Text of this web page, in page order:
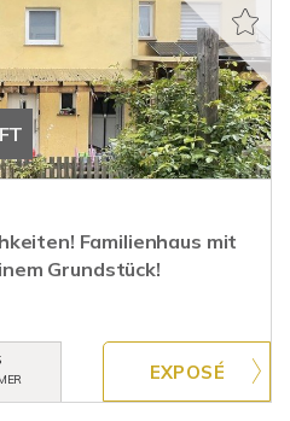
Familienhaus mit
Grundstück!